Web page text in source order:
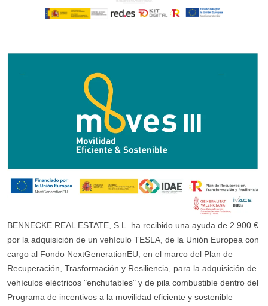
BENNECKE REAL ESTATE, S.L. ha recibido una ayuda de 2.900 €
por la adquisición de un vehículo TESLA, de la Unión Europea con
cargo al Fondo NextGenerationEU, en el marco del Plan de
Recuperación, Trasformación y Resiliencia, para la adquisición de
vehículos eléctricos "enchufables" y de pila combustible dentro del
Programa de incentivos a la movilidad eficiente y sostenible